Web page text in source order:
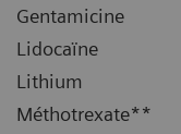
Gentamicine
Lidocaïne
Lithium
Méthotrexate**